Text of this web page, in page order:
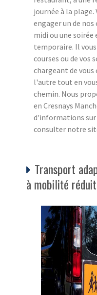
journée à la
engager un de nos
midi ou une
temporaire. Il
courses ou de vos
chargeant de
l'autre tout en
chemin. Nous
en Cresnays
d'informations sur
consulter notre
Transport
à mobilité